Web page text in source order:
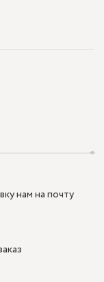
нам на почту